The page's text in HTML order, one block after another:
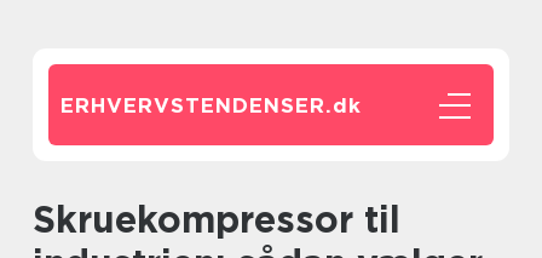
ERHVERVSTENDENSER.dk
Skruekompressor til